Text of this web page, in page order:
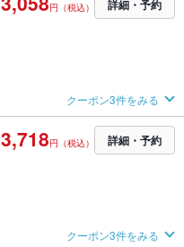
円（税込） 詳細・予約
クーポン3件をみる
3,718円（税込） 詳細・予約
クーポン3件をみる